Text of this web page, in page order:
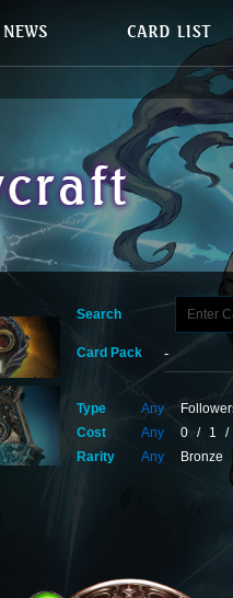
Search
Card Pack
Type Any
Cost
Any 0 / 1
/
Rarity
Any Bronze